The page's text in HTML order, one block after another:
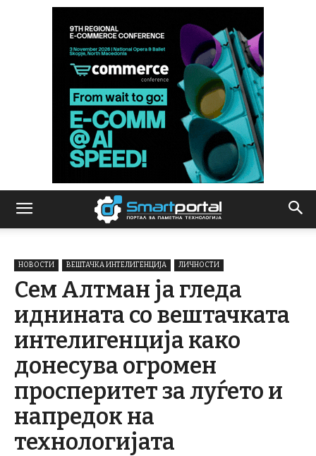
НОВОСТИ ВЕШТАЧКА ИНТЕЛИГЕНЦИЈА ЛИЧНОСТИ
Сем Алтман ја гледа
иднината со вештачката
интелигенција како
донесува огромен
просперитет за луѓето и
напредок на
технологијата